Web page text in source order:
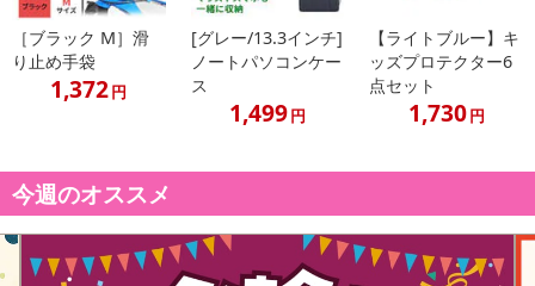
・肌触りが気持ちいい。
・サイズが豊富なので手の大きさに合わせて選べる！
・手袋したままスマホパネルをタッチ可。
・ハンドクリーム等を塗って保湿、保護の助けに。
［ブラック M］滑
り止め手袋
1,372円
[グレー/13.3インチ]
ノートパソコンケー
ス
1,499円
【ライトブルー】キ
ッズプロテクター6
点セット
1,730円
今週のオススメ